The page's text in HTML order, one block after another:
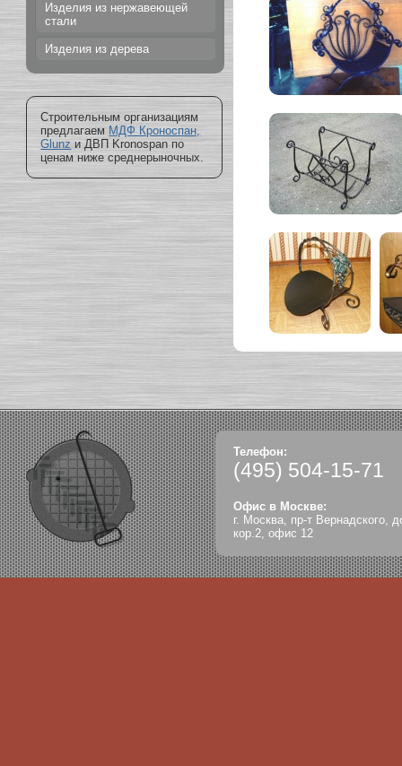
Изделия из нержавеющей
стали
Изделия из дерева
Строительным организациям
предлагаем МДФ Кроноспан,
Glunz и ДВП Kronospan по
ценам ниже среднерыночных.
Телефон:
(495) 504-15-71
Офис в Москве:
г. Москва, пр-т Вернадского,
кор.2, офис 12